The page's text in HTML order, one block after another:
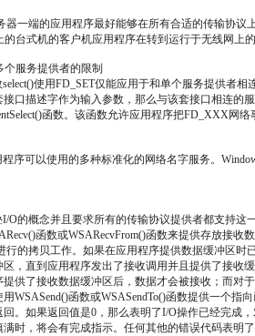
器一端的应用程序最好能够在所有合适的传输协
台式机的客户机应用程序在转到运行于无线网上
个服务提供者的限制
select()使用FD_SET仅能应用于和单个服务提供
口描述字作为输入参数，那么与该套接口相连的
函数。该函数允许应用程序把FD_XXX网
程序可以使用的多种标准化的网络名字服务。
I/O的概念并且要求所有的传输协议提供者都支持
函数或WSARecvFrom()函数来提供存放接
行的拷贝工作。如果在应用程序提供数据缓冲区
，直到应用程序发出了接收调用并且提供了接收
供了接收数据缓冲区后，数据才会被接收；而对
WSASend()函数或WSASendTo()函数提供一个
。如果返回值是0，那么表明了I/O操作已经完成
时，将会有完成指示。任何其他的错误代码表明